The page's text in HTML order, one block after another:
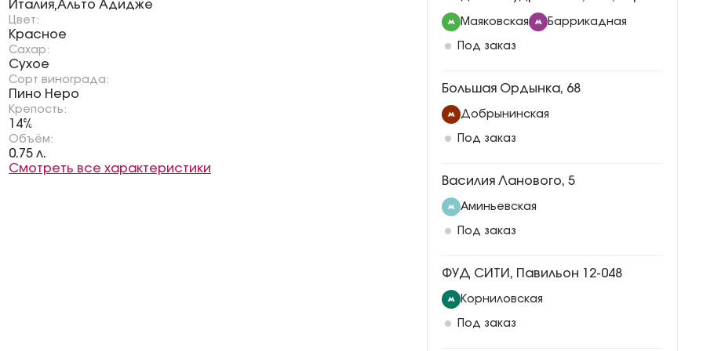
Италия,Альто Адидже
Цвет:
Красное
Сахар:
Сухое
Сорт винограда:
Пино Неро
Крепость:
14%
Объём:
0.75 л.
Смотреть все характеристики
Маяковская Баррикадная
Под заказ
Большая Ордынка, 68
Добрынинская
Под заказ
Василия Ланового, 5
Аминьевская
Под заказ
ФУД СИТИ, Павильон 12-048
Корниловская
Под заказ